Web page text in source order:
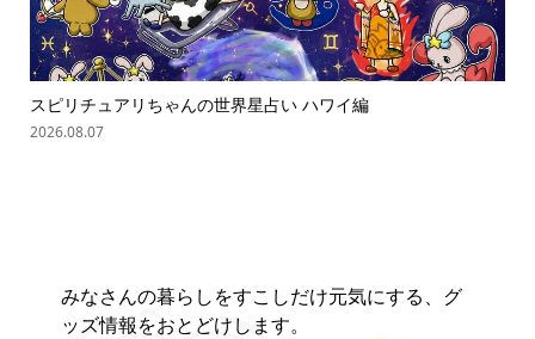
スピリチュアリちゃんの世界星占い ハワイ編
2026.08.07
みなさんの暮らしをすこしだけ元気にする、グ
ッズ情報をおとどけします。